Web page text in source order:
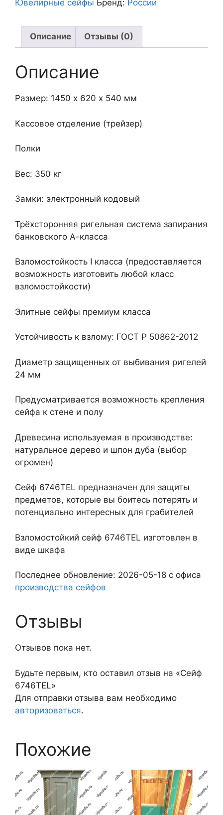
Ювелирные сейфы Бренд: России
Описание Отзывы (0)
Описание
Размер: 1450 х 620 х 540 мм
Кассовое отделение (трейзер)
Полки
Вес: 350 кг
Замки: электронный кодовый
Трёхсторонняя ригельная система запирания
банковского А-класса
Взломостойкость I класса (предоставляется
возможность изготовить любой класс
взломостойкости)
Элитные сейфы премиум класса
Устойчивость к взлому: ГОСТ Р 50862-2012
Диаметр защищенных от выбивания ригелей
24 мм
Предусматривается возможность крепления
сейфа к стене и полу
Древесина используемая в производстве:
натуральное дерево и шпон дуба (выбор
огромен)
Сейф 6746TEL предназначен для защиты
предметов, которые вы боитесь потерять и
потенциально интересных для грабителей
Взломостойкий сейф 6746TEL изготовлен в
виде шкафа
Последнее обновление: 2026-05-18 с офиса
производства сейфов
Отзывы
Отзывов пока нет.
Будьте первым, кто оставил отзыв на «Сейф
6746TEL»
Для отправки отзыва вам необходимо
авторизоваться.
Похожие